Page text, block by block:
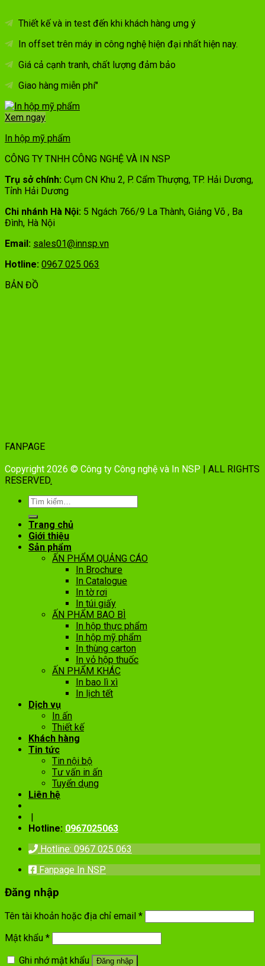
Thiết kế và in test đến khi khách hàng ưng ý
In offset trên máy in công nghệ hiện đại nhất hiện nay.
Giá cả cạnh tranh, chất lượng đảm bảo
Giao hàng miễn phí"
Xem ngay
In hộp mỹ phẩm
CÔNG TY TNHH CÔNG NGHỆ VÀ IN NSP
Trụ sở chính: Cụm CN Khu 2, P. Cẩm Thượng, TP. Hải Dương,
Tỉnh Hải Dương
Chi nhánh Hà Nội: 5 Ngách 766/9 La Thành, Giảng Võ , Ba
Đình, Hà Nội
Email: sales01@innsp.vn
Hotline: 0967 025 063
BẢN ĐỒ
FANPAGE
Copyright 2026 © Công ty Công nghệ và In NSP | ALL RIGHTS
RESERVED.
Trang chủ
Giới thiệu
Sản phẩm
ẤN PHẨM QUẢNG CÁO
In Brochure
In Catalogue
In tờ rơi
In túi giấy
ẤN PHẨM BAO BÌ
In hộp thực phẩm
In hộp mỹ phẩm
In thùng carton
In vỏ hộp thuốc
ẤN PHẨM KHÁC
In bao lì xì
In lịch tết
Dịch vụ
In ấn
Thiết kế
Khách hàng
Tin tức
Tin nội bộ
Tư vấn in ấn
Tuyển dụng
Liên hệ
|
Hotline: 0967025063
Hotline: 0967 025 063
Fanpage In NSP
Đăng nhập
Tên tài khoản hoặc địa chỉ email *
Mật khẩu *
Ghi nhớ mật khẩu
Đăng nhập